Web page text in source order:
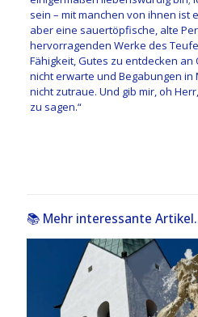
sein – mit manchen von ihnen ist
aber eine sauertöpfische, alte
hervorragenden Werke des
Fähigkeit, Gutes zu entdecken an
nicht erwarte und Begabungen in
nicht zutraue. Und gib mir, oh
zu sagen.“
📚 Mehr interessante